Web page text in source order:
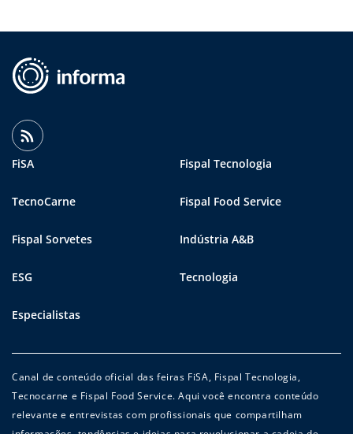
FiSA Fispal Tecnologia
TecnoCarne Fispal Food Service
Fispal Sorvetes Indústria A&B
ESG Tecnologia
Especialistas
Canal de conteúdo oficial das feiras FiSA, Fispal Tecnologia,
Tecnocarne e Fispal Food Service. Aqui você encontra conteúdo
relevante e entrevistas com profissionais que compartilham